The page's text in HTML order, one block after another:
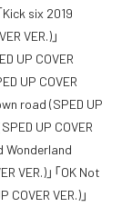
Kick six 2019
VER.)」
UP COVER
UP COVER
road (SPED UP
UP COVER
Wonderland
VER.)」「OK Not
COVER VER.)」